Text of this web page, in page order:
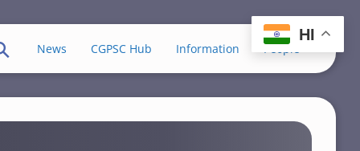
News CGPSC Hub Information People
HI